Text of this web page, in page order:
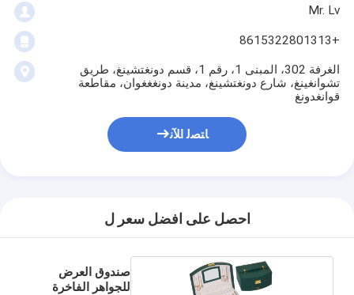
Mr. Lv
+8615322801313
الغرفة 302، المبنى 1، رقم 1، قسم دونغتشينغ، طريق
تشوانغينغ، شارع دونغتشينغ، مدينة دونغغغوان، مقاطعة
قوانغدونغ
ﺎﺘﺼﻟ ﺍﻶﻧ
احصل على افضل سعر ل
صندوق العرض
للجواهر الفاخرة